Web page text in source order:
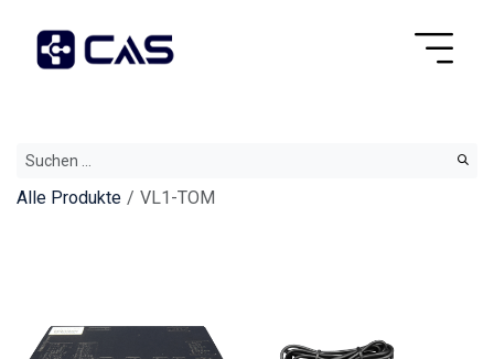
Alle Produkte VL1-TOM